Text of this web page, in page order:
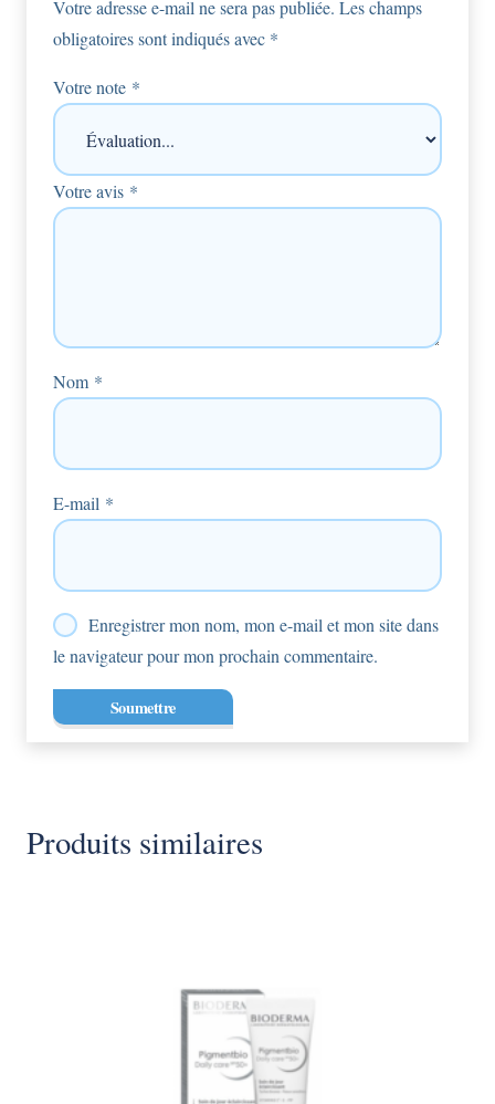
Votre adresse e-mail ne sera pas publiée. Les champs
obligatoires sont indiqués avec *
Votre note *
Votre avis *
Nom *
E-mail *
Enregistrer mon nom, mon e-mail et mon site dans
le navigateur pour mon prochain commentaire.
Produits similaires